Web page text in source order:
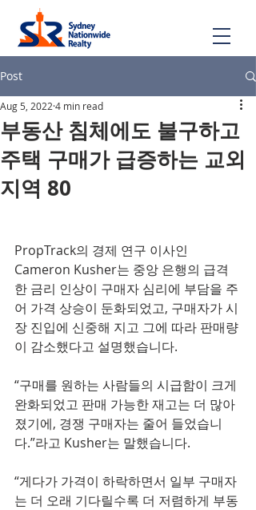
Post
부동산 침체에도 불구하고
주택 구매가 급증하는 교외
지역 80
Aug 5, 2022 4 min read
PropTrack의 경제 연구 이사인
Cameron Kusher는 중앙 은행의 급격
한 금리 인상이 구매자 심리에 부담을 주
어 가격 상승이 둔화되었고, 구매자가 시
장 진입에 신중해 지고 그에 따라 판매량
이 감소했다고 설명했습니다.
​“구매를 원하는 사람들의 시급함이 크게
완화되었고 판매 가능한 재고는 더 많아
졌기에, 경쟁 구매자는 줄어 들었습니
다.”라고 Kusher는 말했습니다.
“게다가 가격이 하락하면서 일부 구매자
는 더 오래 기다릴수록 더 저렴하게 부동